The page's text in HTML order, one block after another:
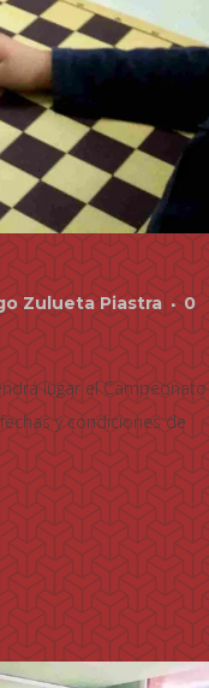
Zulueta Piastra
0
lugar el Campeonato
y condiciones de